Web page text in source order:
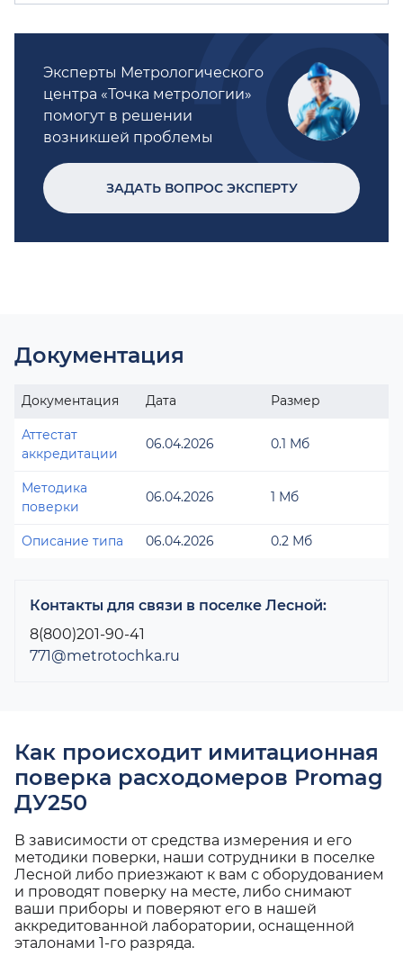
Эксперты Метрологического
центра «Точка метрологии»
помогут в решении
возникшей проблемы
ЗАДАТЬ ВОПРОС ЭКСПЕРТУ
Документация
Документация Дата Размер
Аттестат
аккредитации
06.04.2026 0.1 Мб
Методика
поверки
06.04.2026 1 Мб
Описание типа 06.04.2026 0.2 Мб
Контакты для связи в поселке Лесной:
8(800)201-90-41
771@metrotochka.ru
Как происходит имитационная
поверка расходомеров Promag
ДУ250
В зависимости от средства измерения и его
методики поверки, наши сотрудники в поселке
Лесной либо приезжают к вам с оборудованием
и проводят поверку на месте, либо снимают
ваши приборы и поверяют его в нашей
аккредитованной лаборатории, оснащенной
эталонами 1-го разряда.